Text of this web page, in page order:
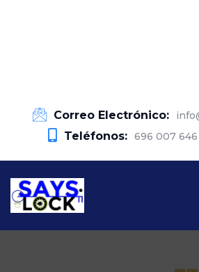
Correo Electrónico:
Teléfonos: 696 007